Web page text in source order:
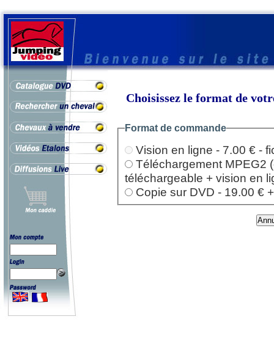
Choisissez le format de
Format de commande
Vision en ligne - 7.00 € -
Téléchargement MPEG2
téléchargeable + vision en
Copie sur DVD - 19.00 €